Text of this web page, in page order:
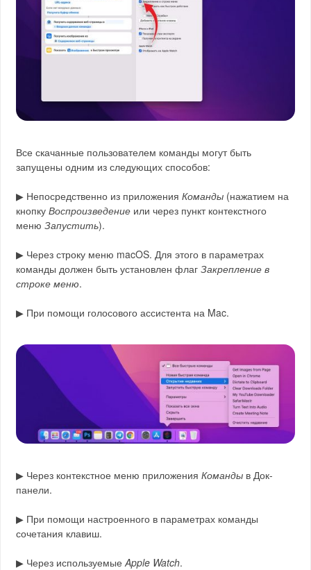
Все скачанные пользователем команды могут быть
запущены одним из следующих способов:
▶ Непосредственно из приложенияКоманды (нажатием на
кнопкуВоспроизведение или через пункт контекстного
менюЗапустить).
▶ Через строку меню macOS. Для этого в параметрах
команды должен быть установлен флагЗакрепление в
строке меню.
▶ При помощи голосового ассистента на Mac.
▶ Через контекстное меню приложенияКоманды в Док-
панели.
▶ При помощи настроенного в параметрах команды
сочетания клавиш.
▶ Через используемыеApple Watch.